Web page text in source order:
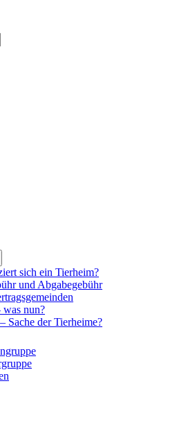
sich ein Tierheim?
und Abgabegebühr
was nun?
Sache der Tierheime?